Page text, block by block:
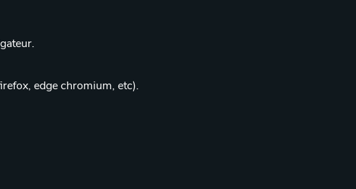
edge chromium, etc).